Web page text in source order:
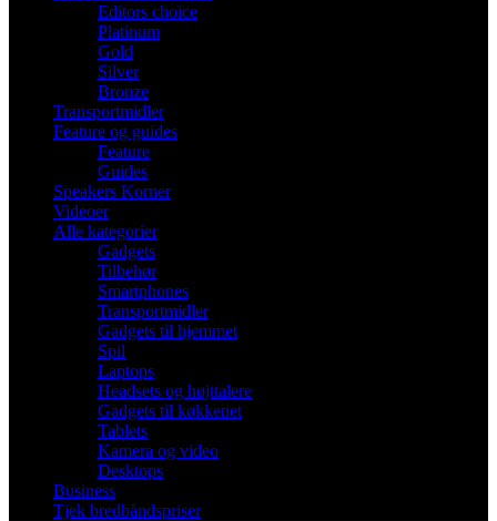
Editors choice
Platinum
Gold
Silver
Bronze
Transportmidler
Feature og guides
Feature
Guides
Speakers Korner
Videoer
Alle kategorier
Gadgets
Tilbehør
Smartphones
Transportmidler
Gadgets til hjemmet
Spil
Laptops
Headsets og højttalere
Gadgets til køkkenet
Tablets
Kamera og video
Desktops
Business
Tjek bredbåndspriser